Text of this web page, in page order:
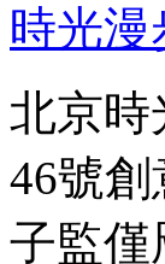
時光
北京時
46號
子監僅